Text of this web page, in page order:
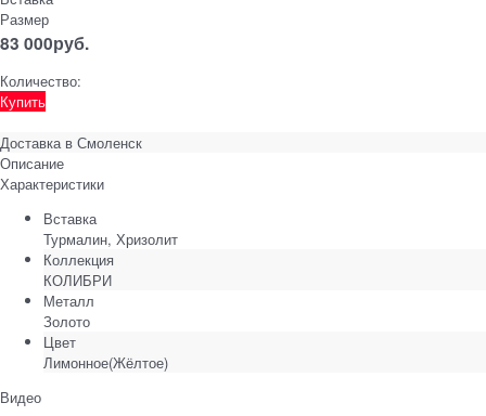
Размер
83 000руб.
Количество:
Купить
Доставка в Смоленск
Описание
Характеристики
Вставка
Турмалин, Хризолит
Коллекция
КОЛИБРИ
Металл
Золото
Цвет
Лимонное(Жёлтое)
Видео